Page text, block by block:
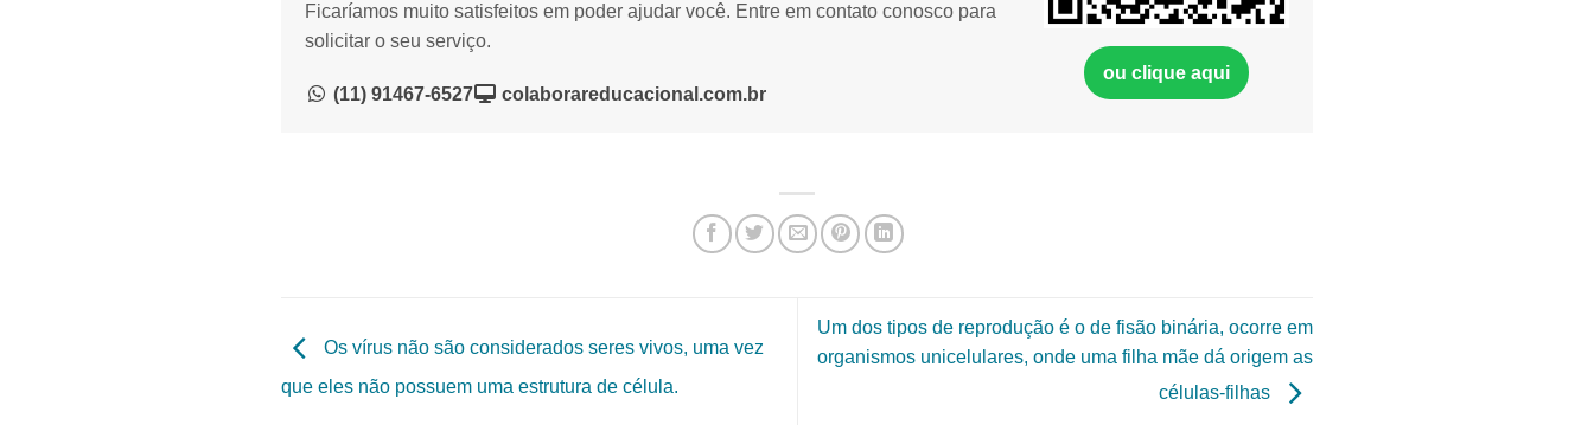
Ficaríamos muito satisfeitos em poder ajudar você. Entre em contato conosco para
solicitar o seu serviço.
(11) 91467-6527 colaborareducacional.com.br
ou clique aqui
Os vírus não são considerados seres vivos, uma vez
que eles não possuem uma estrutura de célula.
Um dos tipos de reprodução é o de fisão binária, ocorre em
organismos unicelulares, onde uma filha mãe dá origem as
células-filhas